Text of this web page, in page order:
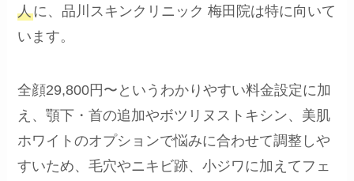
人に、品川スキンクリニック 梅田院は特に向いて
います。
全顔29,800円〜というわかりやすい料金設定に加
え、顎下・首の追加やボツリヌストキシン、美肌
ホワイトのオプションで悩みに合わせて調整しや
すいため、毛穴やニキビ跡、小ジワに加えてフェ